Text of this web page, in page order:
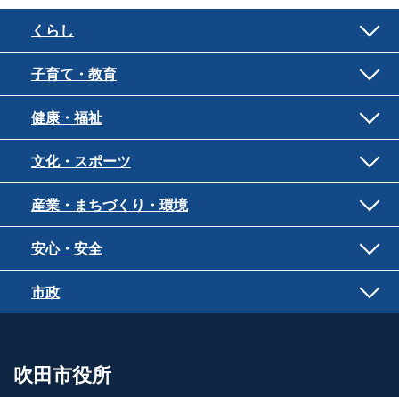
くらし
子育て・教育
健康・福祉
文化・スポーツ
産業・まちづくり・環境
安心・安全
市政
吹田市役所